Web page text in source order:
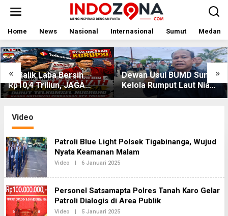
Home News Nasional Internasional Sumut Medan
« »
Di Balik Laba Bersih
Rp10,4 Triliun, JAGA
MARWAH Desak KPK
Nugroho Terkait Dugaan
Kasus Notifikasi
Perbankan
Dewan Usul BUMD Sumut
Kelola Rumput Laut Nias
Utara dari Hulu ke Hilir
Video
Patroli Blue Light Polsek Tigabinanga, Wujud
Nyata Keamanan Malam
Video | 6 Januari 2025Oleh
Personel Satsamapta Polres Tanah Karo Gelar
Patroli Dialogis di Area Publik
Video | 5 Januari 2025Oleh